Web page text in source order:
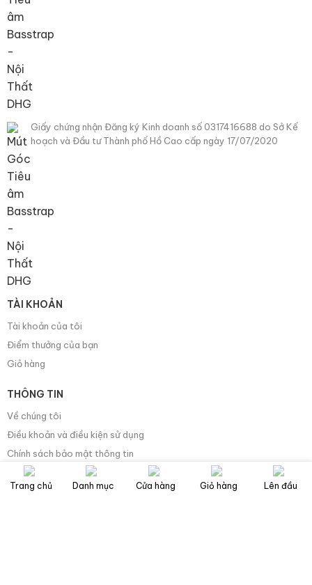
Giấy chứng nhận Đăng ký Kinh doanh số 0317416688 do Sở Kế
hoạch và Đầu tư Thành phố Hồ Cao cấp ngày 17/07/2020
TÀI KHOẢN
Tài khoản của tôi
Điểm thưởng của bạn
Giỏ hàng
THÔNG TIN
Về chúng tôi
Điều khoản và điều kiện sử dụng
Chính sách bảo mật thông tin
Xuất Khẩu/Export/出口/輸出
Tuyển dụng
Trang chủ Danh mục Cửa hàng Giỏ hàng Lên đầu